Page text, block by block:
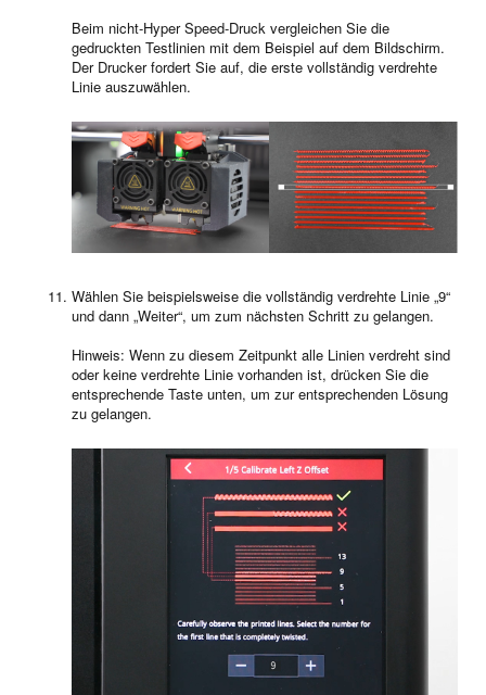
Beim nicht-Hyper Speed-Druck vergleichen Sie die
gedruckten Testlinien mit dem Beispiel auf dem Bildschirm.
Der Drucker fordert Sie auf, die erste vollständig verdrehte
Linie auszuwählen.
Wählen Sie beispielsweise die vollständig verdrehte Linie „9“
und dann „Weiter“, um zum nächsten Schritt zu gelangen.
Hinweis: Wenn zu diesem Zeitpunkt alle Linien verdreht sind
oder keine verdrehte Linie vorhanden ist, drücken Sie die
entsprechende Taste unten, um zur entsprechenden Lösung
zu gelangen.